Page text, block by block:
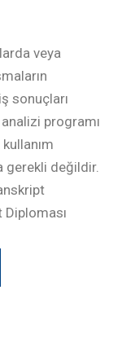
veya
sonuçları
programı
kullanım
gerekli değildir.